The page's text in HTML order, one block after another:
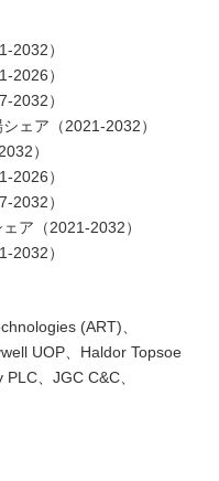
2032）
2026）
2032）
ェア（2021-2032）
）
2026）
2032）
ア（2021-2032）
2032）
(ART)、
UOP、Haldor Topsoe
、JGC C&C、